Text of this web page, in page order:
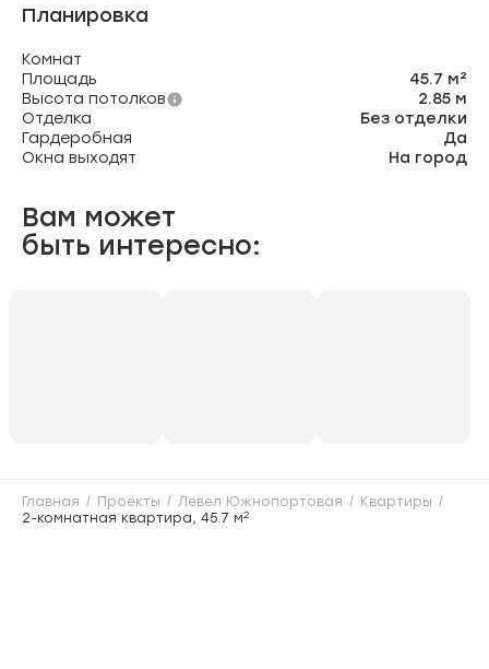
Планировка
Комнат
Площадь
45.7 м²
Высота потолков
2.85 м
Отделка
Без отделки
Гардеробная
Да
Окна выходят
На город
Вам может
быть интересно:
Главная Проекты Левел Южнопортовая
Квартиры
2-комнатная квартира, 45.7 м2